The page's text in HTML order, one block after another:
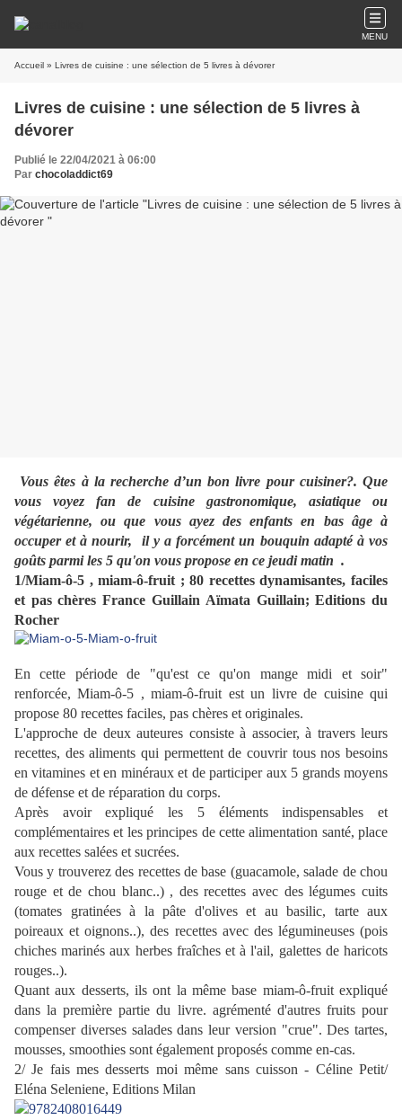
MENU
Accueil » Livres de cuisine : une sélection de 5 livres à dévorer
Livres de cuisine : une sélection de 5 livres à
dévorer
Publié le 22/04/2021 à 06:00
Par chocoladdict69
Vous êtes à la recherche d’un bon livre pour cuisiner?. Que
vous voyez fan de cuisine gastronomique, asiatique ou
végétarienne, ou que vous ayez des enfants en bas âge à
occuper et à nourir, il y a forcément un bouquin adapté à vos
goûts parmi les 5 qu'on vous propose en ce jeudi matin .
1/Miam-ô-5 , miam-ô-fruit ;80 recettes dynamisantes, faciles
et pas chères France Guillain Aïmata Guillain; Editions du
Rocher
En cette période de "qu'est ce qu'on mange midi et soir"
renforcée, Miam-ô-5 , miam-ô-fruit est un livre de cuisine qui
propose 80 recettes faciles, pas chères et originales.
L'approche de deux auteures consiste à associer, à travers leurs
recettes, des aliments qui permettent de couvrir tous nos besoins
en vitamines et en minéraux et de participer aux 5 grands moyens
de défense et de réparation du corps.
Après avoir expliqué les 5 éléments indispensables et
complémentaires et les principes de cette alimentation santé, place
aux recettes salées et sucrées.
Vous y trouverez des recettes de base (guacamole, salade de chou
rouge et de chou blanc..) , des recettes avec des légumes cuits
(tomates gratinées à la pâte d'olives et au basilic, tarte aux
poireaux et oignons..), des recettes avec des légumineuses (pois
chiches marinés aux herbes fraîches et à l'ail, galettes de haricots
rouges..).
Quant aux desserts, ils ont la même base miam-ô-fruit expliqué
dans la première partie du livre. agrémenté d'autres fruits pour
compenser diverses salades dans leur version "crue". Des tartes,
mousses, smoothies sont également proposés comme en-cas.
2/ Je fais mes desserts moi même sans cuisson - Céline Petit/
Eléna Seleniene, Editions Milan